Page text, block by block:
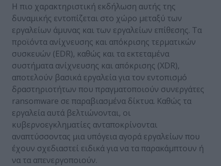
Η πιο χαρακτηριστική εκδήλωση αυτής της
δυναμικής εντοπίζεται στο χώρο μεταξύ των
εργαλείων άμυνας και των εργαλείων επίθεσης. Τα
προϊόντα ανίχνευσης και απόκρισης τερματικών
συσκευών (EDR), καθώς και τα εκτεταμένα
συστήματα ανίχνευσης και απόκρισης (XDR),
αποτελούν βασικά εργαλεία για τον εντοπισμό
δραστηριοτήτων που πραγματοποιούν συνεργάτες
ransomware σε παραβιασμένα δίκτυα. Καθώς τα
εργαλεία αυτά βελτιώνονται, οι
κυβερνοεγκληματίες ανταποκρίνονται
αναπτύσσοντας μια υπόγεια αγορά εργαλείων που
έχουν σχεδιαστεί ειδικά για να τα παρακάμπτουν ή
να τα απενεργοποιούν.